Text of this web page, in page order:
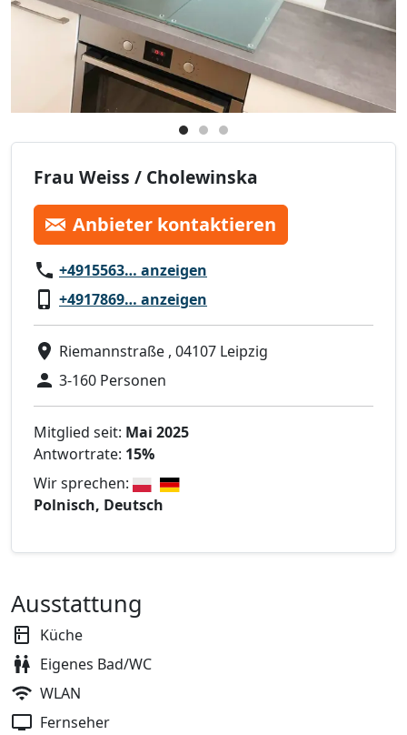
Frau Weiss / Cholewinska
Anbieter kontaktieren
+4915563… anzeigen
+4917869… anzeigen
Riemannstraße , 04107 Leipzig
3-160 Personen
Mitglied seit: Mai 2025
Antwortrate: 15%
Wir sprechen:
Polnisch, Deutsch
Ausstattung
Küche
Eigenes Bad/WC
WLAN
Fernseher